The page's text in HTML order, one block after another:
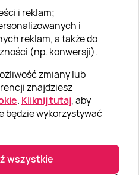
i reklam;
i
reklam, a także do
(np. konwersji).
zmiany lub
znajdziesz
. Kliknij tutaj, aby
będzie wykorzystywać
wszystkie